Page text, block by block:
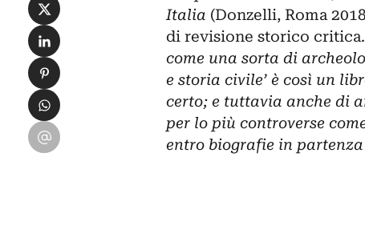
Italia (Donzelli, Roma
di revisione storico
come una sorta di
e storia civile’ è così un
certo; e tuttavia anche di
per lo più controverse
entro biografie in
Condividi su LinkedIn
Condividi su Pinterest
Condividi su WhatsApp
Condividi su Email